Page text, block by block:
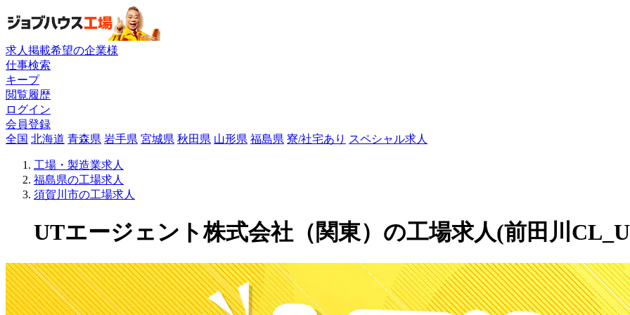
求人掲載希望の企業様
仕事検索
キープ
閲覧履歴
ログイン
会員登録
全国 北海道 青森県 岩手県 宮城県 秋田県 山形県 福島県 寮/社宅あり スペシャル求人
工場・製造業求人
福島県の工場求人
須賀川市の工場求人
UTエージェント株式会社（関東）の工場求人(前田川